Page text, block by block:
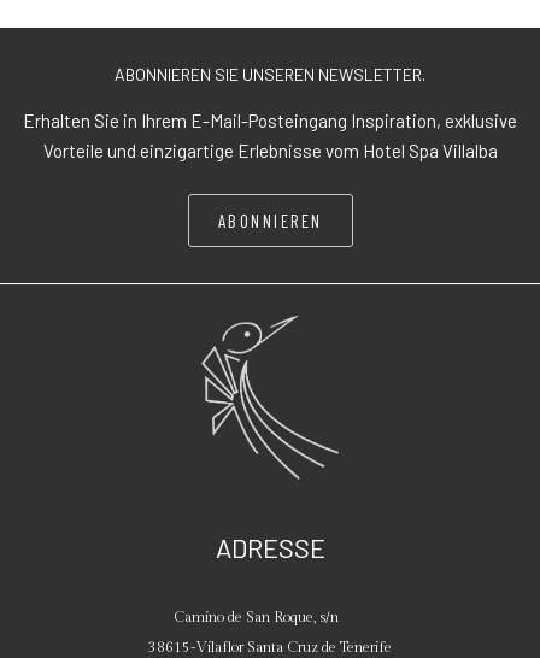
ABONNIEREN SIE UNSEREN NEWSLETTER.
Erhalten Sie in Ihrem E-Mail-Posteingang Inspiration, exklusive
Vorteile und einzigartige Erlebnisse vom Hotel Spa Villalba
ABONNIEREN
ADRESSE
Camino de San Roque, s/n
38615-Vilaflor Santa Cruz de Tenerife